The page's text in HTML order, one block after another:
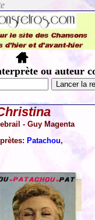
ou auteur
- Guy Magenta
Patachou,